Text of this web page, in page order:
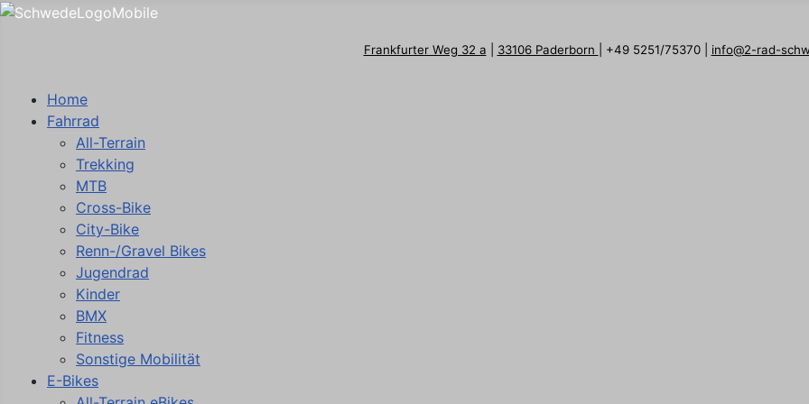
Frankfurter Weg 32 a 33106 Paderborn | +49 5251/75370 | info@2-rad-
Home
Fahrrad
All-Terrain
Trekking
MTB
Cross-Bike
City-Bike
Renn-/Gravel Bikes
Jugendrad
Kinder
BMX
Fitness
Sonstige Mobilität
E-Bikes